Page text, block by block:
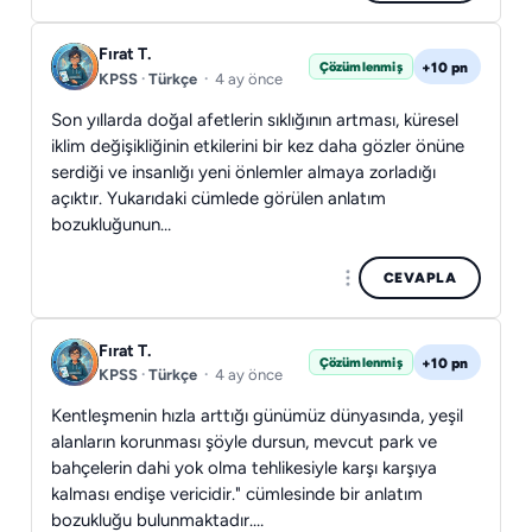
Fırat T.
KPSS · Türkçe · 4 ay önce
Çözümlenmiş +10 pn
Son yıllarda doğal afetlerin sıklığının artması, küresel
iklim değişikliğinin etkilerini bir kez daha gözler önüne
serdiği ve insanlığı yeni önlemler almaya zorladığı
açıktır. Yukarıdaki cümlede görülen anlatım
bozukluğunun…
CEVAPLA
Fırat T.
KPSS · Türkçe · 4 ay önce
Çözümlenmiş +10 pn
Kentleşmenin hızla arttığı günümüz dünyasında, yeşil
alanların korunması şöyle dursun, mevcut park ve
bahçelerin dahi yok olma tehlikesiyle karşı karşıya
kalması endişe vericidir." cümlesinde bir anlatım
bozukluğu bulunmaktadır.…